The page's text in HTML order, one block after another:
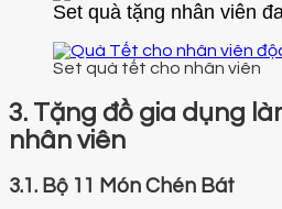
Set quà tặng nhân viên
Set quà tết cho nhân viên
3. Tặng đồ gia dụng
nhân viên
3.1. Bộ 11 Món Chén Bát